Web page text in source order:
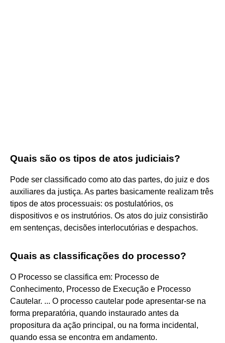
Quais são os tipos de atos judiciais?
Pode ser classificado como ato das partes, do juiz e dos
auxiliares da justiça. As partes basicamente realizam três
tipos de atos processuais: os postulatórios, os
dispositivos e os instrutórios. Os atos do juiz consistirão
em sentenças, decisões interlocutórias e despachos.
Quais as classificações do processo?
O Processo se classifica em: Processo de
Conhecimento, Processo de Execução e Processo
Cautelar. ... O processo cautelar pode apresentar-se na
forma preparatória, quando instaurado antes da
propositura da ação principal, ou na forma incidental,
quando essa se encontra em andamento.